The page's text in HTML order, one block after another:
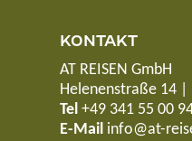
KONTAKT
AT REISEN GmbH
Helenenstraße 14 |
Tel +49 341 55 00
E-Mail info@at-